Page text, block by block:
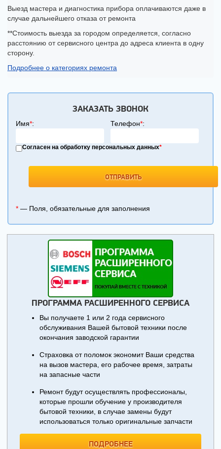
Выезд мастера и диагностика прибора оплачиваются даже в
случае дальнейшего отказа от ремонта
**Стоимость выезда за городом определяется, согласно
расстоянию от сервисного центра до адреса клиента в одну
сторону.
Подробнее о категориях ремонта
ЗАКАЗАТЬ ЗВОНОК
Имя*: Телефон*:
Согласен на обработку персональных данных*
* — Поля, обязательные для заполнения
ПРОГРАММА РАСШИРЕННОГО СЕРВИСА
Вы получаете 1 или 2 года сервисного
обслуживания Вашей бытовой техники после
окончания заводской гарантии
Страховка от поломок экономит Ваши средства
на вызов мастера, его рабочее время, затраты
на запасные части
Ремонт будут осуществлять профессионалы,
которые прошли обучение у производителя
бытовой техники, в случае замены будут
использоваться только оригинальные запчасти
ПОДРОБНЕЕ